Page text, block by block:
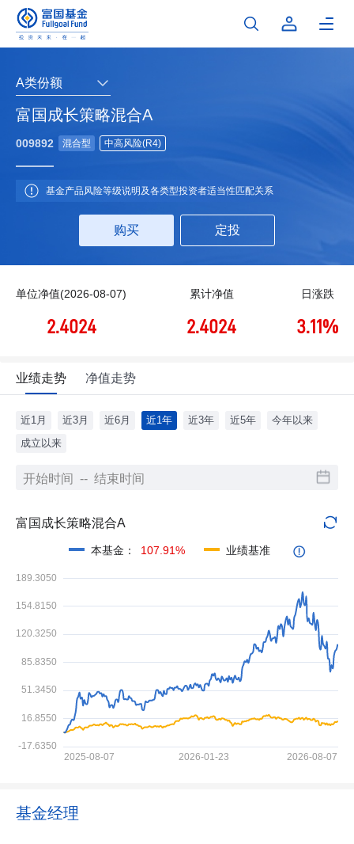
富国成长策略混合A
A类份额
009892 混合型 中高风险(R4)
基金产品风险等级说明及各类型投资者适当性匹配关系
购买 定投
单位净值(2026-08-07)
2.4024
累计净值
2.4024
日涨跌
3.11%
业绩走势 净值走势
近1月 近3月 近6月 近1年 近3年 近5年
今年以来
成立以来
富国成长策略混合A
本基金 ： 107.91% 业绩基准
基金经理